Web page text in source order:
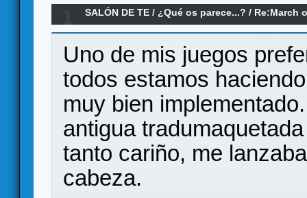
SALÓN DE TE /¿Qué os parece...? / Re:March
Uno de mis juegos
todos estamos
muy bien
antigua
tanto cariño, me
cabeza.